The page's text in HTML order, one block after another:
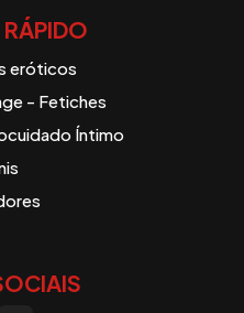
eróticos
- Fetiches
Íntimo